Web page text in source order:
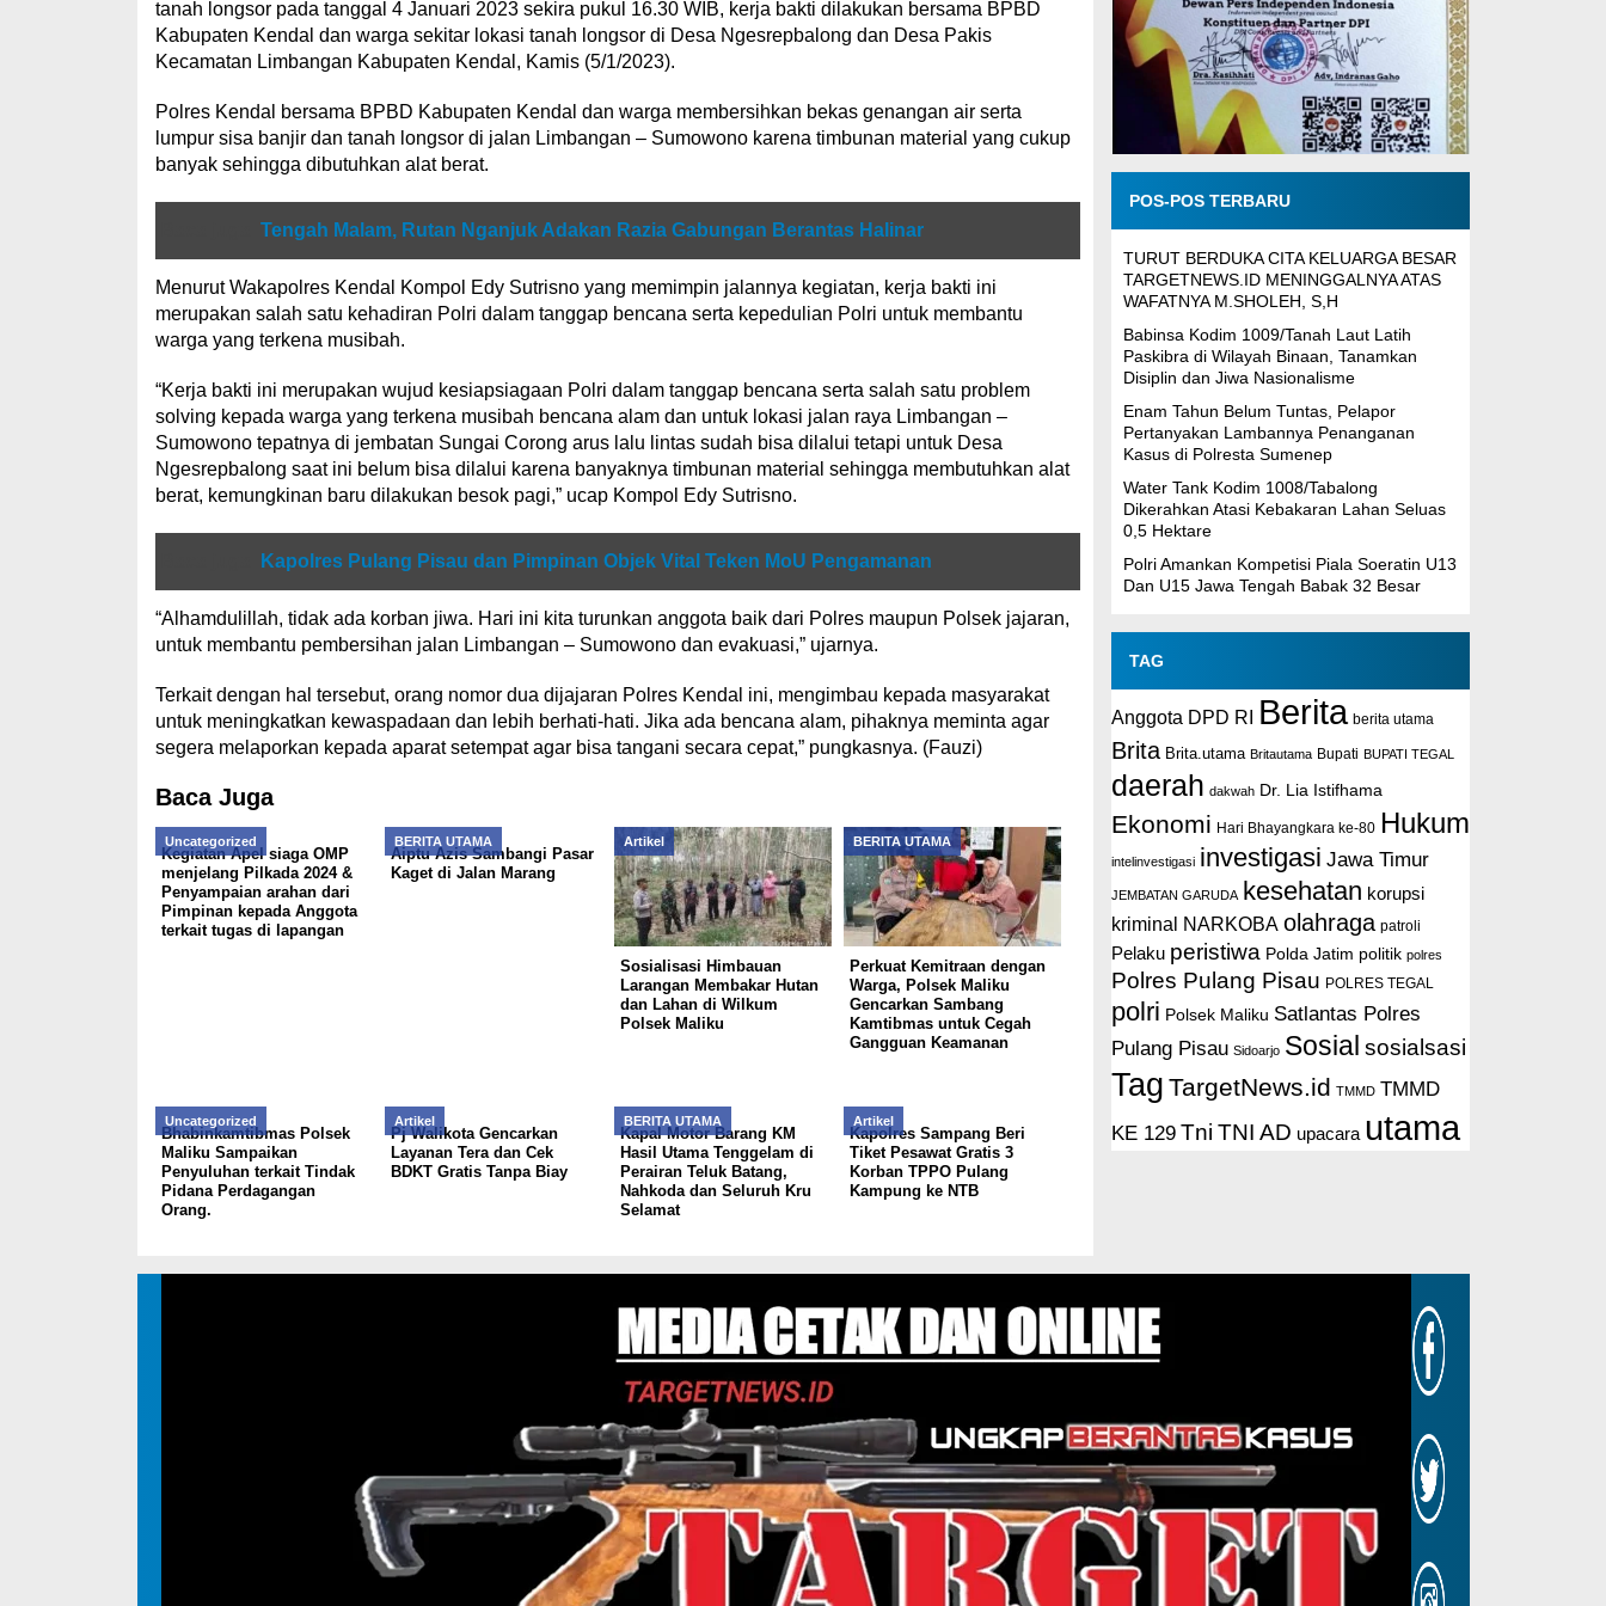
tanah longsor pada tanggal 4 Januari 2023 sekira pukul 16.30 WIB, kerja bakti dilakukan bersama BPBD
Kabupaten Kendal dan warga sekitar lokasi tanah longsor di Desa Ngesrepbalong dan Desa Pakis
Kecamatan Limbangan Kabupaten Kendal, Kamis (5/1/2023).
Polres Kendal bersama BPBD Kabupaten Kendal dan warga membersihkan bekas genangan air serta
lumpur sisa banjir dan tanah longsor di jalan Limbangan – Sumowono karena timbunan material yang cukup
banyak sehingga dibutuhkan alat berat.
Tengah Malam, Rutan Nganjuk Adakan Razia Gabungan Berantas Halinar
Menurut Wakapolres Kendal Kompol Edy Sutrisno yang memimpin jalannya kegiatan, kerja bakti ini
merupakan salah satu kehadiran Polri dalam tanggap bencana serta kepedulian Polri untuk membantu
warga yang terkena musibah.
“Kerja bakti ini merupakan wujud kesiapsiagaan Polri dalam tanggap bencana serta salah satu problem
solving kepada warga yang terkena musibah bencana alam dan untuk lokasi jalan raya Limbangan –
Sumowono tepatnya di jembatan Sungai Corong arus lalu lintas sudah bisa dilalui tetapi untuk Desa
Ngesrepbalong saat ini belum bisa dilalui karena banyaknya timbunan material sehingga membutuhkan alat
berat, kemungkinan baru dilakukan besok pagi,” ucap Kompol Edy Sutrisno.
Kapolres Pulang Pisau dan Pimpinan Objek Vital Teken MoU Pengamanan
“Alhamdulillah, tidak ada korban jiwa. Hari ini kita turunkan anggota baik dari Polres maupun Polsek jajaran,
untuk membantu pembersihan jalan Limbangan – Sumowono dan evakuasi,” ujarnya.
Terkait dengan hal tersebut, orang nomor dua dijajaran Polres Kendal ini, mengimbau kepada masyarakat
untuk meningkatkan kewaspadaan dan lebih berhati-hati. Jika ada bencana alam, pihaknya meminta agar
segera melaporkan kepada aparat setempat agar bisa tangani secara cepat,” pungkasnya. (Fauzi)
Baca Juga
Uncategorized
Kegiatan Apel siaga OMP
menjelang Pilkada 2024 &
Penyampaian arahan dari
Pimpinan kepada Anggota
terkait tugas di lapangan
BERITA UTAMA
Aiptu Azis Sambangi Pasar
Kaget di Jalan Marang
Artikel
Sosialisasi Himbauan
Larangan Membakar Hutan
dan Lahan di Wilkum
Polsek Maliku
BERITA UTAMA
Perkuat Kemitraan dengan
Warga, Polsek Maliku
Gencarkan Sambang
Kamtibmas untuk Cegah
Gangguan Keamanan
Uncategorized
Bhabinkamtibmas Polsek
Maliku Sampaikan
Penyuluhan terkait Tindak
Pidana Perdagangan
Orang.
Artikel
Pj Walikota Gencarkan
Layanan Tera dan Cek
BDKT Gratis Tanpa Biay
BERITA UTAMA
Kapal Motor Barang KM
Hasil Utama Tenggelam di
Perairan Teluk Batang,
Nahkoda dan Seluruh Kru
Selamat
Artikel
Kapolres Sampang Beri
Tiket Pesawat Gratis 3
Korban TPPO Pulang
Kampung ke NTB
POS-POS TERBARU
TURUT BERDUKA CITA KELUARGA BESAR
TARGETNEWS.ID MENINGGALNYA ATAS
WAFATNYA M.SHOLEH, S,H
Babinsa Kodim 1009/Tanah Laut Latih
Paskibra di Wilayah Binaan, Tanamkan
Disiplin dan Jiwa Nasionalisme
Enam Tahun Belum Tuntas, Pelapor
Pertanyakan Lambannya Penanganan
Kasus di Polresta Sumenep
Water Tank Kodim 1008/Tabalong
Dikerahkan Atasi Kebakaran Lahan Seluas
0,5 Hektare
Polri Amankan Kompetisi Piala Soeratin U13
Dan U15 Jawa Tengah Babak 32 Besar
TAG
Anggota DPD RI Berita berita utama
Brita Brita.utama Britautama Bupati BUPATI TEGAL
daerah dakwah Dr. Lia Istifhama
Ekonomi Hari Bhayangkara ke-80 Hukum
intelinvestigasi investigasi Jawa Timur
JEMBATAN GARUDA kesehatan korupsi
kriminal NARKOBA olahraga patroli
Pelaku peristiwa Polda Jatim politik polres
Polres Pulang Pisau POLRES TEGAL
polri Polsek Maliku Satlantas Polres
Pulang Pisau Sidoarjo Sosial sosialsasi
Tag TargetNews.id TMMD TMMD
KE 129 Tni TNI AD upacara utama